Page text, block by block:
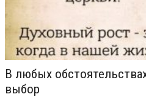
В любых
выбор